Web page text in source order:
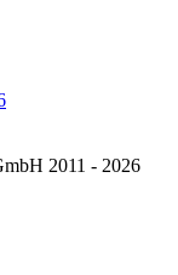
2011 - 2026